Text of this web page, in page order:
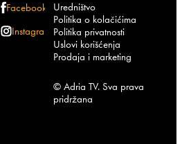
Facebook
Instagram
Uredništvo
Politika o kolačićima
Politika privatnosti
Uslovi korišćenja
Prodaja i marketing
© Adria TV. Sva prava
pridržana